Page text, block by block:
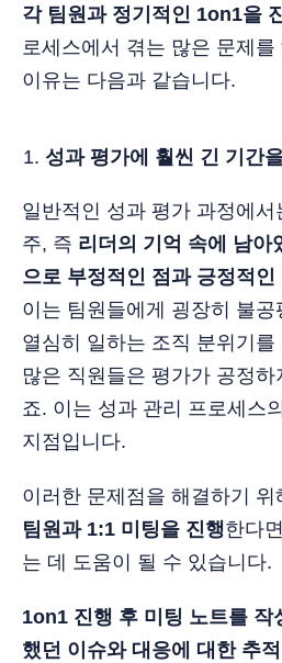
각 팀원과 정기적인 1on1을
로세스에서 겪는 많은 문제
이유는 다음과 같습니다.
성과 평가에 훨씬 긴 기간
일반적인 성과 평가 과정에
주, 즉 리더의 기억 속에 남아
으로 부정적인 점과 긍정적인
이는 팀원들에게 굉장히 불
열심히 일하는 조직 분위기
많은 직원들은 평가가 공정하
죠. 이는 성과 관리 프로세스
지점입니다.
이러한 문제점을 해결하기 위
팀원과 1:1 미팅을 진행한다
는 데 도움이 될 수 있습니다.
1on1 진행 후 미팅 노트를 작
했던 이슈와 대응에 대한 추